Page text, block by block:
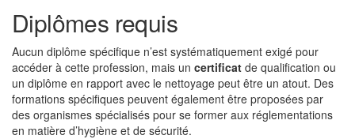
Diplômes requis
Aucun diplôme spécifique n’est systématiquement exigé pour
accéder à cette profession, mais un certificat de qualification ou
un diplôme en rapport avec le nettoyage peut être un atout. Des
formations spécifiques peuvent également être proposées par
des organismes spécialisés pour se former aux réglementations
en matière d’hygiène et de sécurité.